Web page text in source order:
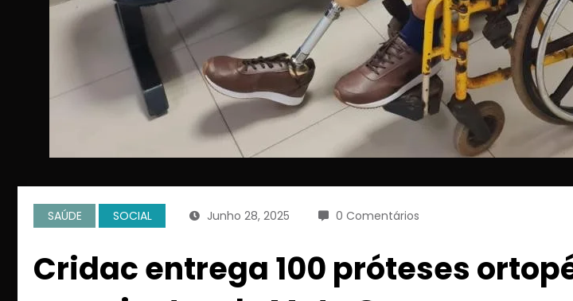
SAÚDE SOCIAL Junho 28, 2025 0 Comentários
Cridac entrega 100 próteses